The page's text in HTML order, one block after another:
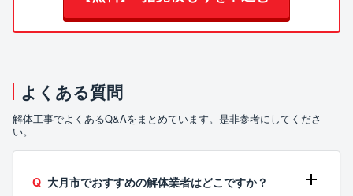
よくある質問
解体工事でよくあるQ&Aをまとめています。是非参考にしてくださ
い。
大月市でおすすめの解体業者はどこですか？